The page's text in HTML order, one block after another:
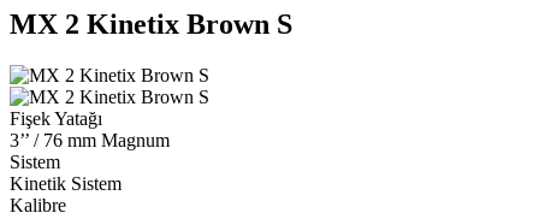
MX 2 Kinetix Brown S
Fişek Yatağı
3’’ / 76 mm Magnum
Sistem
Kinetik Sistem
Kalibre